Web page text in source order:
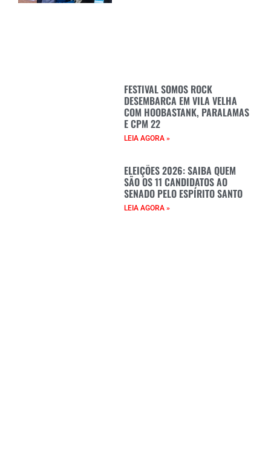
FESTIVAL SOMOS ROCK
DESEMBARCA EM VILA VELHA
COM HOOBASTANK, PARALAMAS
E CPM 22
LEIA AGORA »
ELEIÇÕES 2026: SAIBA QUEM
SÃO OS 11 CANDIDATOS AO
SENADO PELO ESPÍRITO SANTO
LEIA AGORA »